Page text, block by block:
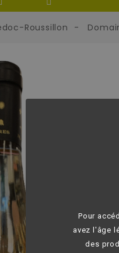
Pour
avez l'âge
des
Roussillon